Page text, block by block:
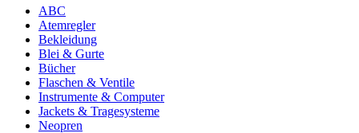
ABC
Atemregler
Bekleidung
Blei & Gurte
Bücher
Flaschen & Ventile
Instrumente & Computer
Jackets & Tragesysteme
Neopren